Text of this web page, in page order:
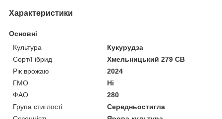
Характеристики
Основні
Культура
Кукурудза
Сорт/Гібрид
Хмельницький 279 СВ
Рік врожаю
2024
ГМО
Ні
ФАО
280
Група стиглості
Середньостигла